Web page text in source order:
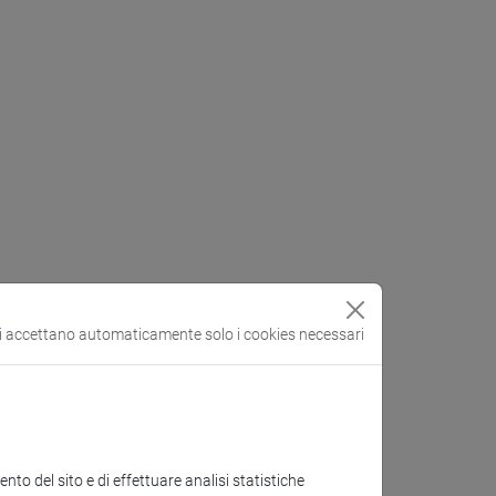
automaticamente solo i cookies necessari
del sito e di effettuare analisi statistiche